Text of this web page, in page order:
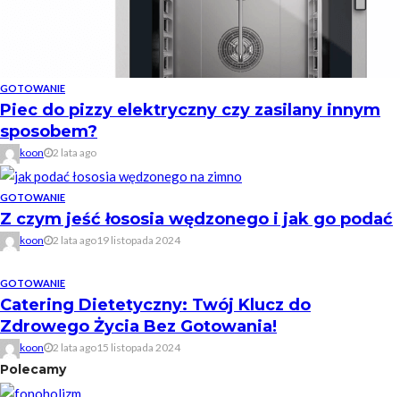
GOTOWANIE
Piec do pizzy elektryczny czy zasilany innym
sposobem?
koon 2 lata ago
GOTOWANIE
Z czym jeść łososia wędzonego i jak go podać
koon 2 lata ago19 listopada 2024
GOTOWANIE
Catering Dietetyczny: Twój Klucz do
Zdrowego Życia Bez Gotowania!
koon 2 lata ago15 listopada 2024
Polecamy